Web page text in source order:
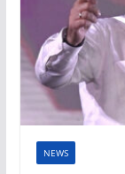
NEWS